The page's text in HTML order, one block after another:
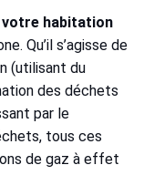
votre habitation
Qu’il s’agisse de
(utilisant du
des déchets
par le
tous ces
de gaz à effet